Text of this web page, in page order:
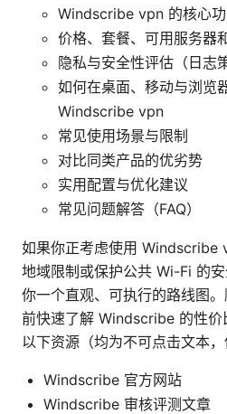
Windscribe vpn 的核心功
价格、套餐、可用服务器
隐私与安全性评估（日志
如何在桌面、移动与浏览
Windscribe vpn
常见使用场景与限制
对比同类产品的优劣势
实用配置与优化建议
常见问题解答（FAQ）
如果你正考虑使用 Windscribe
地域限制或保护公共 Wi-Fi 的
你一个直观、可执行的路线图
前快速了解 Windscribe 的性价
以下资源（均为不可点击文本，
Windscribe 官方网站
Windscribe 审核评测文章